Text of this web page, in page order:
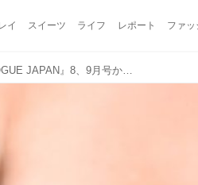
イ スイーツ ライフ レポート ファッ
弱点や失敗こそが成功の鍵! 『VOGUE JAPAN』8、9月号からセレブの名言をピックアップ。